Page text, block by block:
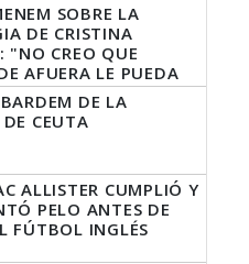
SOBRE LA
DE CRISTINA
"NO CREO QUE
AFUERA LE PUEDA
JUSTICIA LO QUE
HACER"DE LA
CEUTA
ALLISTER CUMPLIÓ Y
PELO ANTES DE
FÚTBOL INGLÉS